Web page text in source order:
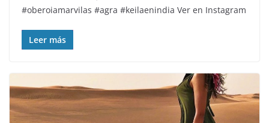
#oberoiamarvilas #agra #keilaenindia Ver en Instagram
Leer más